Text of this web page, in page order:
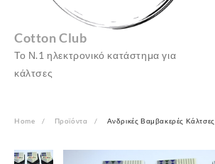
Cotton Club
Το Ν.1 ηλεκτρονικό κατάστημα για
κάλτσες
Home Προϊόντα Ανδρικές Βαμβακερές